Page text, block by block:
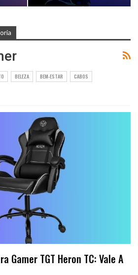
BELEZA BEM-ESTAR
CABOS
Gamer TGT Heron TC: Vale A